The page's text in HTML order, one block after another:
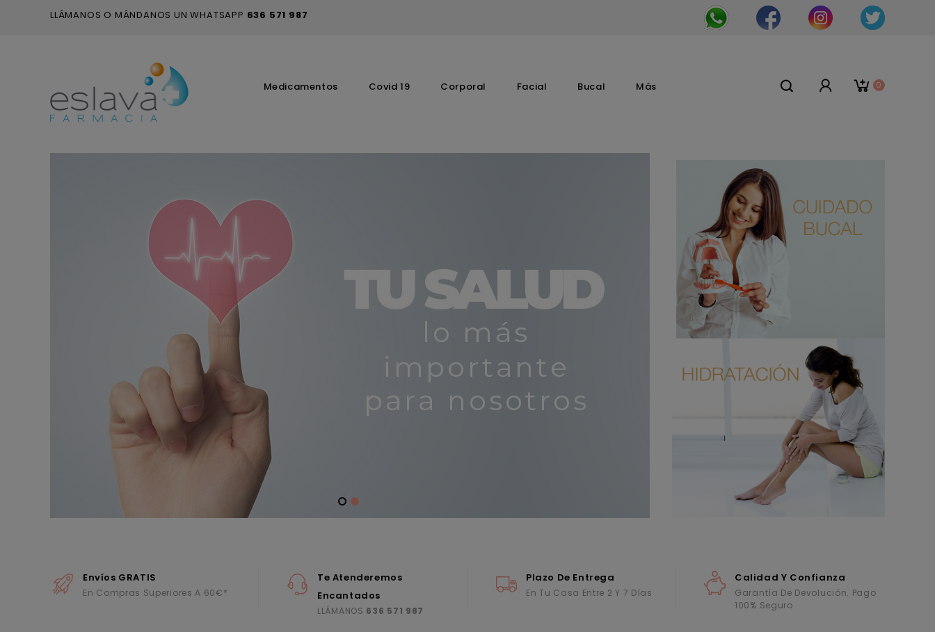
LLÁMANOS O MÁNDANOS UN WHATSAPP 636 571 987
0
Medicamentos Covid 19 Corporal Facial Bucal Más
Envíos GRATIS
En Compras Superiores A 60€*
Te Atenderemos
Encantados
LLÁMANOS 636 571 987
Plazo De Entrega
En Tu Casa Entre 2 Y 7 Días
Calidad Y Confianza
Garantía De Devolución. Pago
100% Seguro